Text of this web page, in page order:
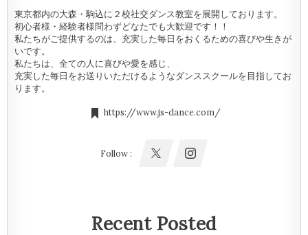
東京都内の大森・駒込に２校社交ダンス教室を展開しております。
初心者様・経験者様問わずどなたでも大歓迎です！！
私たちがご提供するのは、充実した毎日をおくるための喜びや生きが
いです。
私たちは、全ての人に喜びや愛を感じ、
充実した毎日をお送りいただけるようなダンススクールを目指してお
ります。
https://www.js-dance.com/
Follow :
Recent Posted